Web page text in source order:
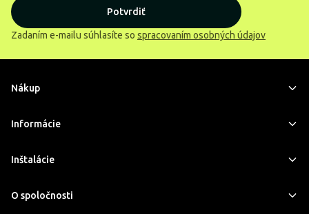
Potvrdiť
Zadaním e-mailu súhlasíte so spracovaním osobných údajov
Nákup
Informácie
Inštalácie
O spoločnosti